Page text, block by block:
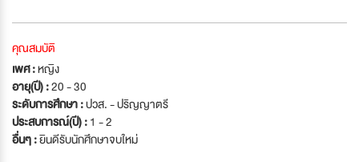
คุณสมบัติ
เพศ :หญิง
อายุ(ปี) :20 - 30
ระดับการศึกษา :ปวส. - ปริญญาตรี
ประสบการณ์(ปี) :1 - 2
อื่นๆ :ยินดีรับนักศึกษาจบใหม่